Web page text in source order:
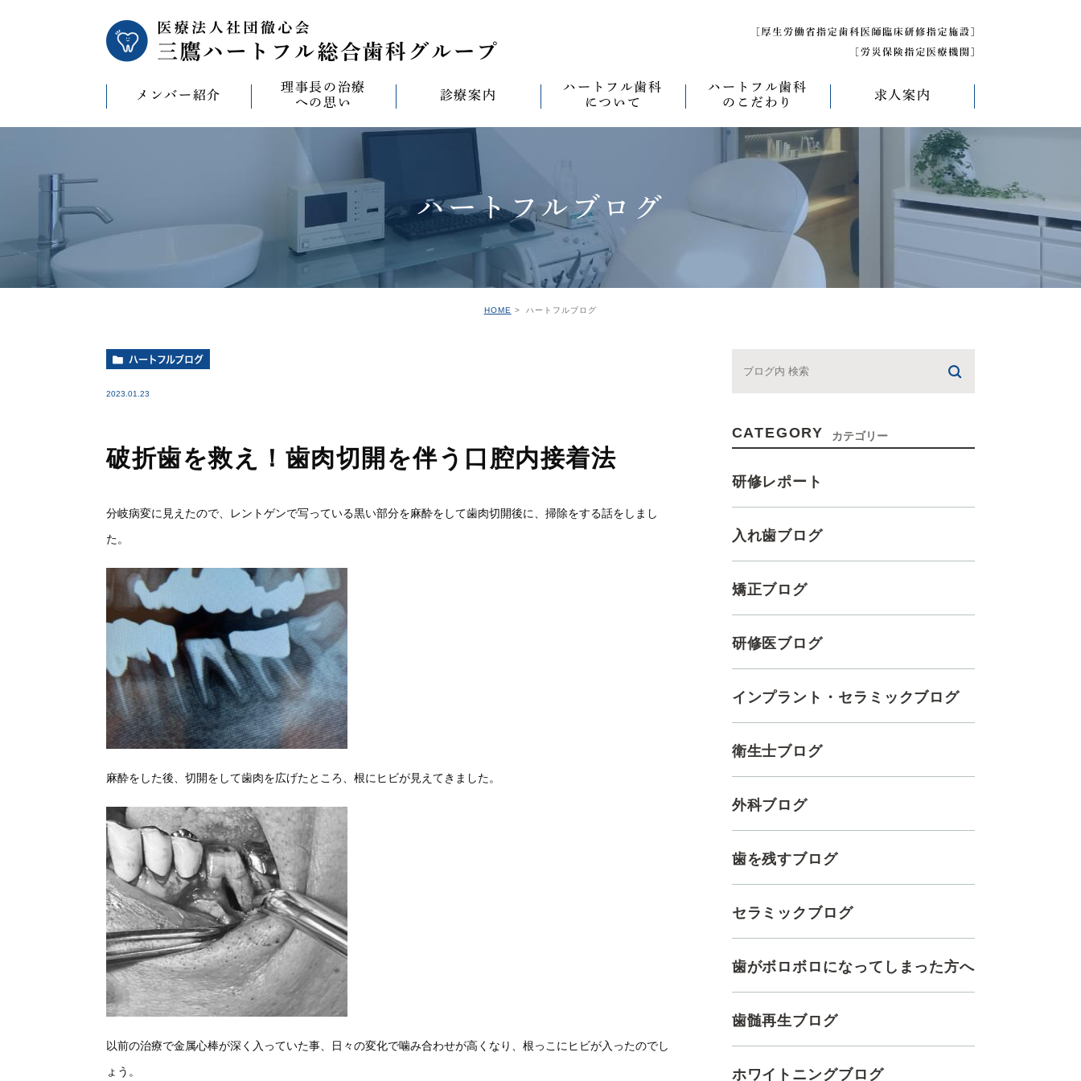
メンバー紹介
理事長の治療
への思い
CAD/CAM（オールセラミック治
療）への思い
バイコンインプラントへの思い
マウスピース型矯正装置（イン
ビザライン）への思い
診療案内
診療案内一覧
セラミック治療 ワンデイジルコニア治療
無菌化根管治療 予防・メンテナンス
インプラント オールオン4
ハートフル歯科
について
ハートフルの治療
院内設備
ハートフル歯科
グループ院の案内
ハートフル歯科
のこだわり
なるべく痛くない治療
なるべく削らない治療
なるべく抜かない治療
なるべく短期間の治療
滅菌管理について
求人案内
求人募集について
研修医募集
ハートフルブログ
HOME ハートフルブログ
ハートフルブログ
2023.01.23
破折歯を救え！歯肉切開を伴う口腔内接着法
分岐病変に見えたので、レントゲンで写っている黒い部分を麻酔をして歯肉切開後に、掃除をする話をしまし
た。
麻酔をした後、切開をして歯肉を広げたところ、根にヒビが見えてきました。
以前の治療で金属心棒が深く入っていた事、日々の変化で噛み合わせが高くなり、根っこにヒビが入ったのでし
ょう。
CATEGORY カテゴリー
研修レポート
入れ歯ブログ
矯正ブログ
研修医ブログ
インプラント・セラミックブログ
衛生士ブログ
外科ブログ
歯を残すブログ
セラミックブログ
歯がボロボロになってしまった方へ
歯髄再生ブログ
ホワイトニングブログ